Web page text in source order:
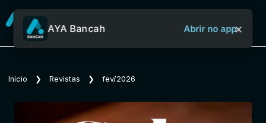
Sobre o Aya Bancah
Início
AYA Bancah Abrir no app×
Início ❯ Revistas ❯ fev/2026